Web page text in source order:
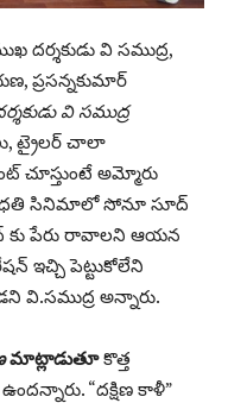
దర్శకుడు వి సముద్ర,
ప్రసన్నకుమార్
వి సముద్ర
ట్రైలర్ చాలా
చూస్తుంటే అమ్మోరు
సినిమాలో సోనూ సూద్
పేరు రావాలని ఆయన
ఇచ్చి పెట్టుకోలేని
వి.సముద్ర అన్నారు.
మాట్లాడుతూకొత్త
“దక్షిణ కాళీ”